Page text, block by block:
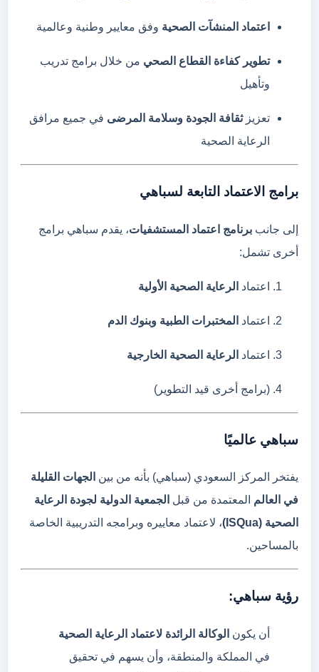
اعتماد المنشآت الصحية وفق معايير وطنية وعالمية
تطويركفاءة القطاع الصحي من خلال برامج تدريب
وتأهيل
تعزيزثقافة الجودة وسلامة المرضى في جميع مرافق
الرعاية الصحية
برامج الاعتماد التابعة لسباهي
إلى جانب برنامج اعتماد المستشفيات، يقدم سباهي برامج
أخرى تشمل:
اعتماد الرعاية الصحية الأولية
اعتماد المختبرات الطبية وبنوك الدم
اعتماد الرعاية الصحية الخارجية
(برامج أخرى قيد التطوير)
سباهي عالميًا
يفتخر المركز السعودي (سباهي) بأنه من بين الجهات القليلة
في العالم المعتمدة من قبل الجمعية الدولية لجودة الرعاية
الصحية (ISQua) ، لاعتماد معاييره وبرامجه التدريبية الخاصة
بالمساحين.
رؤية سباهي:
أن يكون الوكالة الرائدة لاعتماد الرعاية الصحية
في المملكة والمنطقة، وأن يسهم في تحقيق